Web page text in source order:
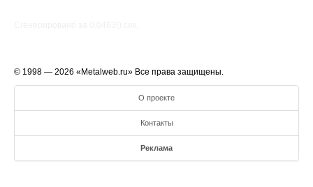
© 1998 — 2026 «Metalweb.ru» Все права защищены.
О проекте
Контакты
Реклама